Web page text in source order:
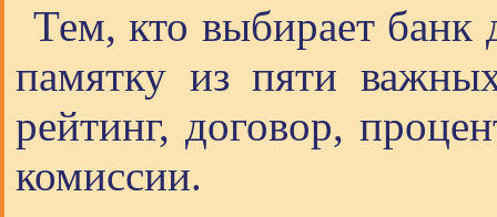
Тем, кто выбирает банк
памятку из пяти
рейтинг, договор,
комиссии.